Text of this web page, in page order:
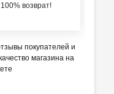
100% возврат!